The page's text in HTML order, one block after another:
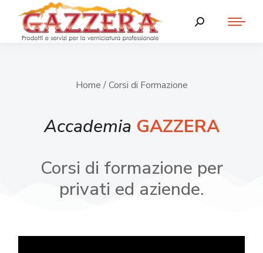
Home / Corsi di Formazione
Accademia GAZZERA
Corsi di formazione per
privati ed aziende.